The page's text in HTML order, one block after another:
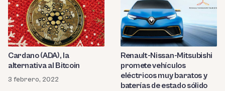
Cardano (ADA), la
alternativa al Bitcoin
3 febrero, 2022
Renault-Nissan-Mitsubishi
promete vehículos
eléctricos muy baratos y
baterías de estado sólido